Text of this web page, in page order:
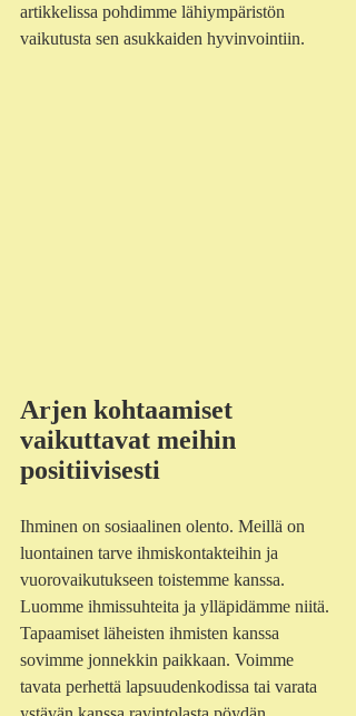
artikkelissa pohdimme lähiympäristön
vaikutusta sen asukkaiden hyvinvointiin.
Arjen kohtaamiset
vaikuttavat meihin
positiivisesti
Ihminen on sosiaalinen olento. Meillä on
luontainen tarve ihmiskontakteihin ja
vuorovaikutukseen toistemme kanssa.
Luomme ihmissuhteita ja ylläpidämme niitä.
Tapaamiset läheisten ihmisten kanssa
sovimme jonnekkin paikkaan. Voimme
tavata perhettä lapsuudenkodissa tai varata